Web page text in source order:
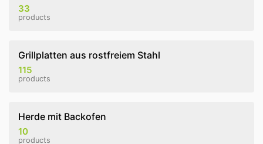
33
products
Grillplatten aus rostfreiem Stahl
115
products
Herde mit Backofen
10
products